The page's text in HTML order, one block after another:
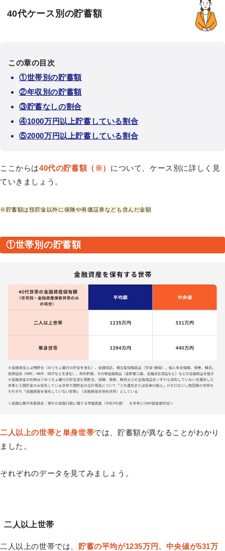
40代ケース別の貯蓄額
この章の目次
①世帯別の貯蓄額
②年収別の貯蓄額
③貯蓄なしの割合
④1000万円以上貯蓄している割合
⑤2000万円以上貯蓄している割合
ここからは40代の貯蓄額（※） について、ケース別に詳しく見
ていきましょう。
※貯蓄額は預貯金以外に保険や有価証券なども含んだ金額
①世帯別の貯蓄額
二人以上の世帯と単身世帯では、貯蓄額が異なることがわかり
ました。
それぞれのデータを見てみましょう。
二人以上世帯
二人以上の世帯では、 貯蓄の平均が1235万円、中央値が531万